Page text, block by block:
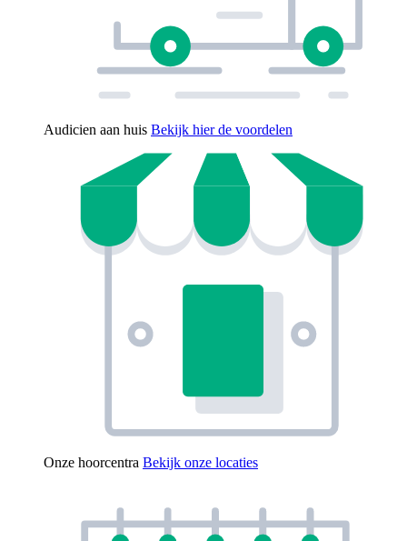
Audicien aan huis Bekijk hier de voordelen
Onze hoorcentra Bekijk onze locaties